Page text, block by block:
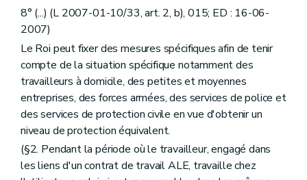
8° (...) (L 2007-01-10/33, art. 2, b), 015; ED : 16-06-
2007)
Le Roi peut fixer des mesures spécifiques afin de tenir
compte de la situation spécifique notamment des
travailleurs à domicile, des petites et moyennes
entreprises, des forces armées, des services de police et
des services de protection civile en vue d'obtenir un
niveau de protection équivalent.
(§2. Pendant la période où le travailleur, engagé dans
les liens d'un contrat de travail ALE, travaille chez